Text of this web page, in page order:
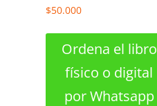
$50.000
Ordena el libro
físico o digital
por Whatsapp